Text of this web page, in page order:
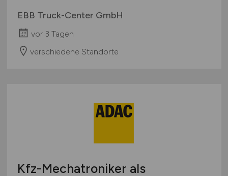
EBB Truck-Center GmbH
vor 3 Tagen
verschiedene Standorte
Kfz-Mechatroniker als